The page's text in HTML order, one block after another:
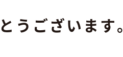
ございます。